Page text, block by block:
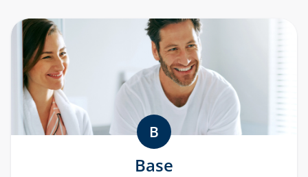
B
Base